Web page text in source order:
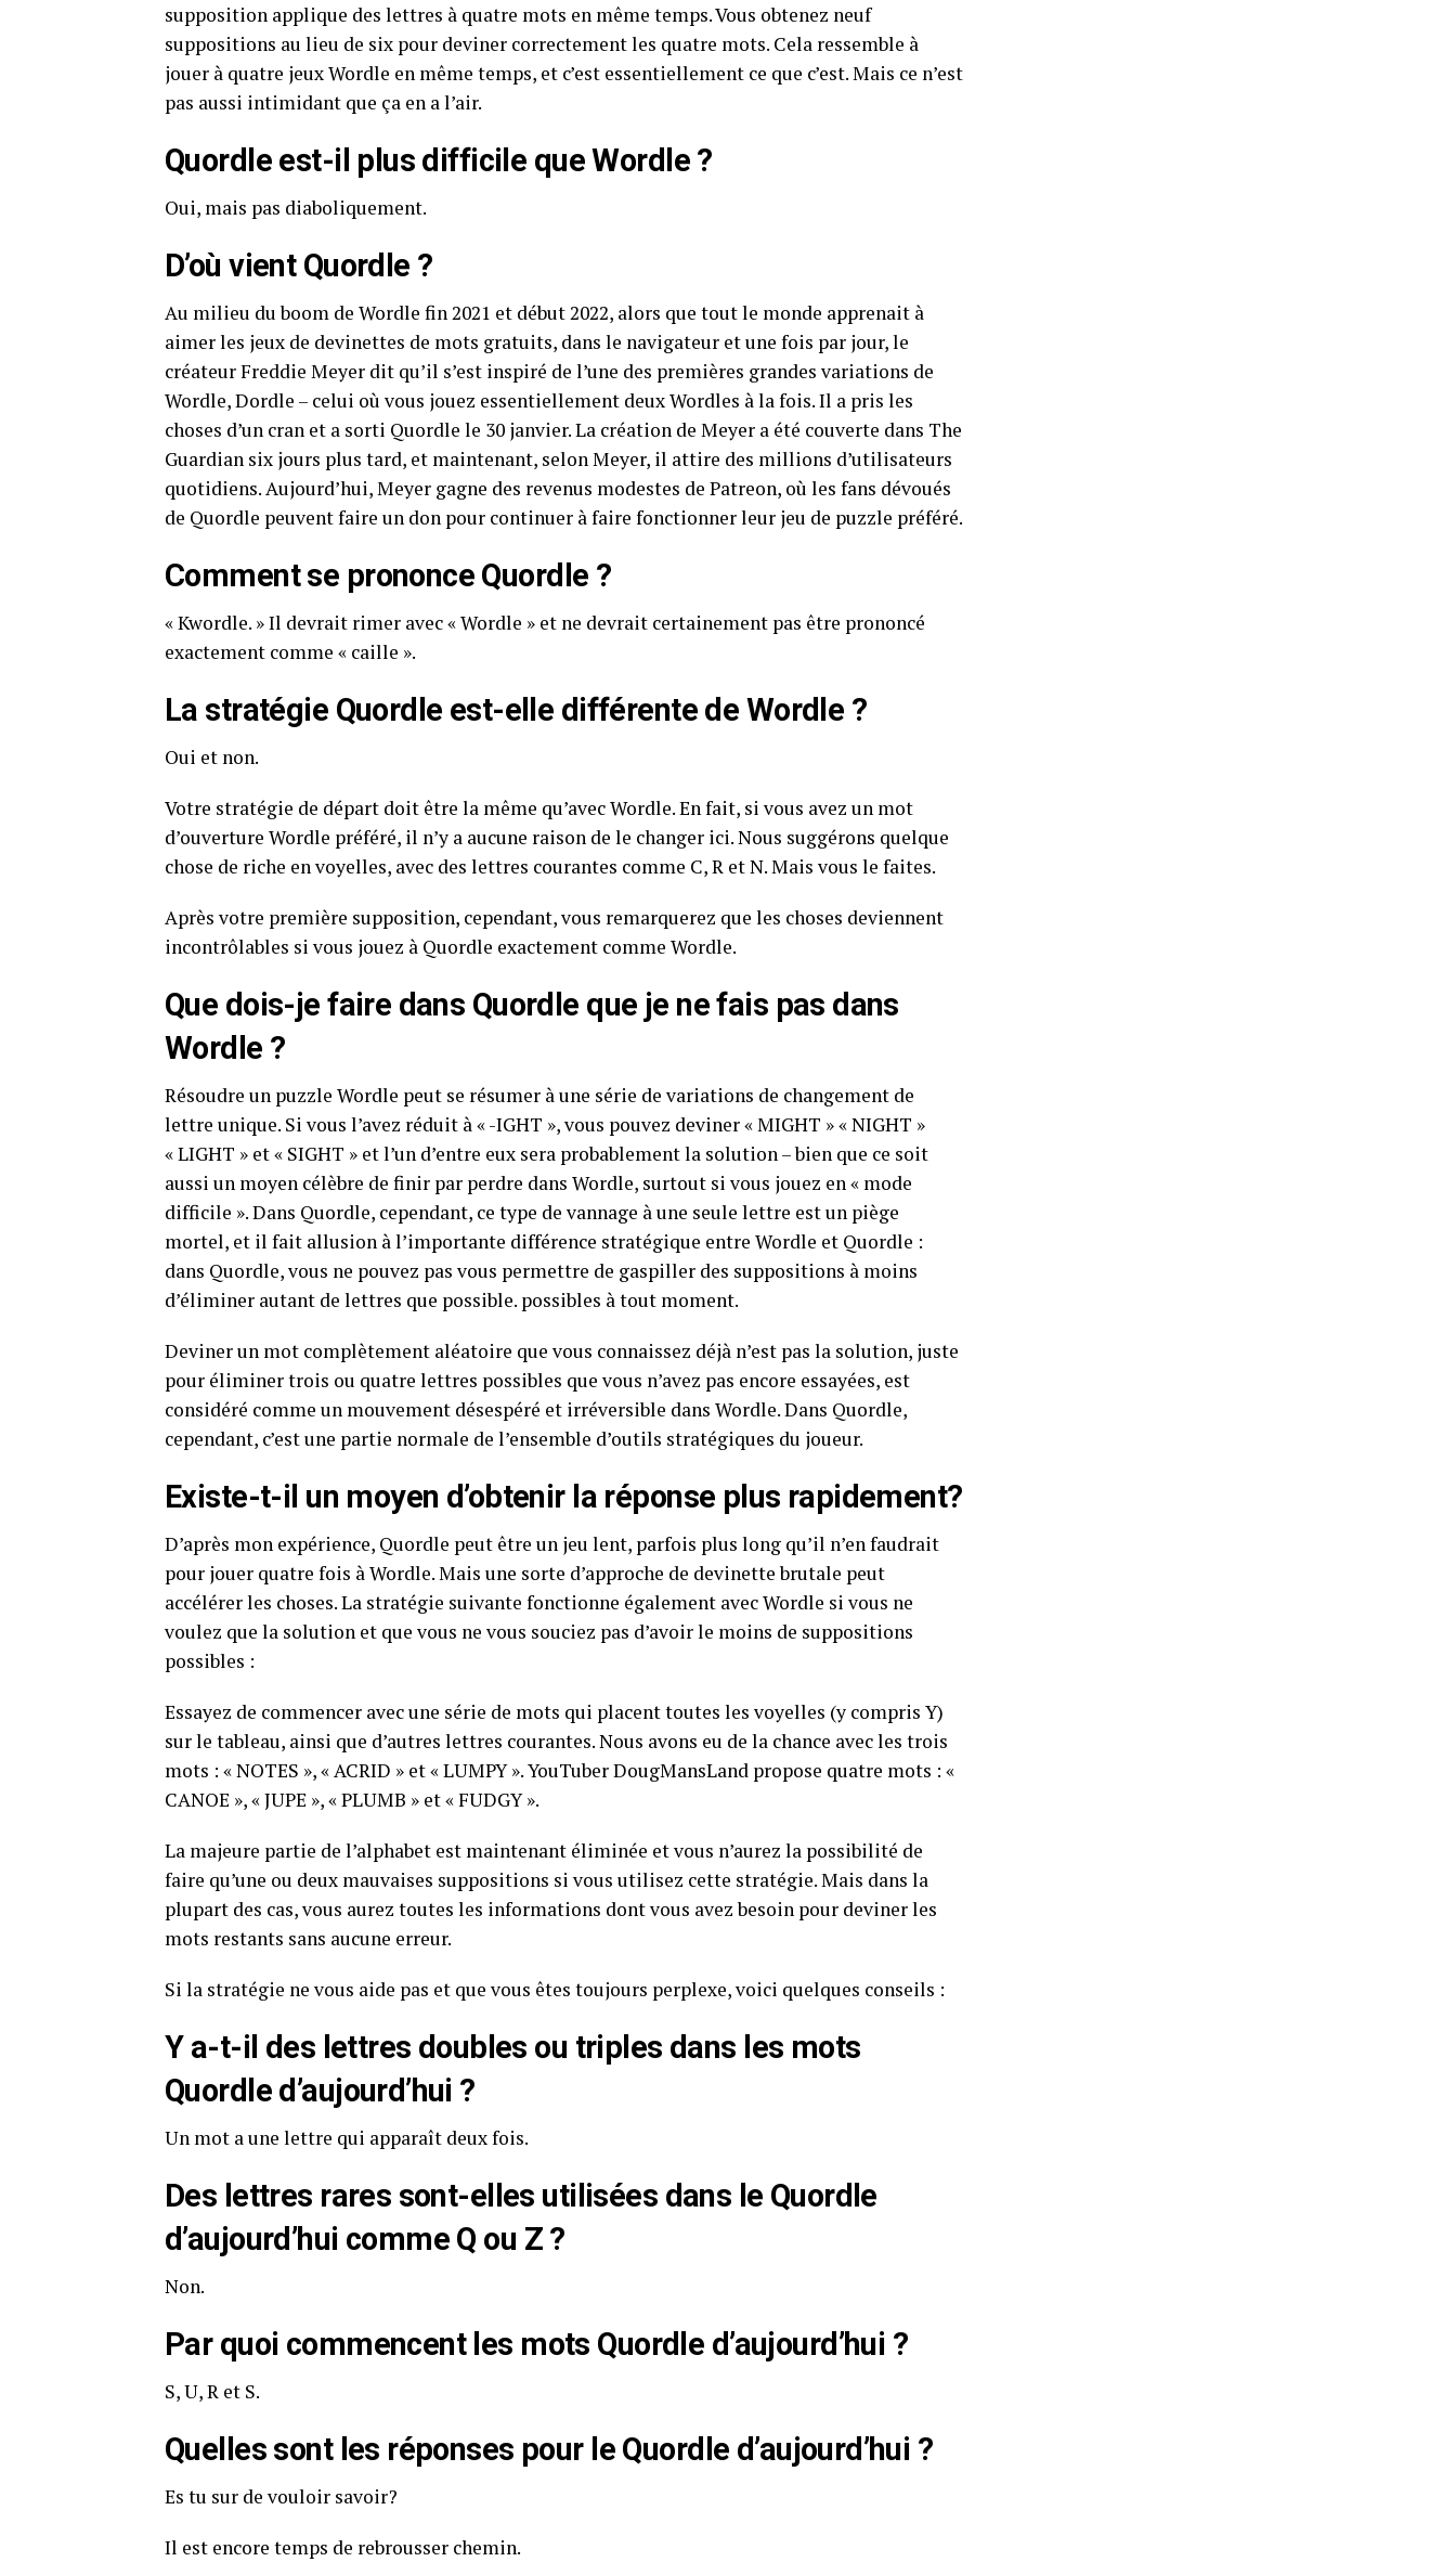
supposition applique des lettres à quatre mots en même temps. Vous obtenez neuf
suppositions au lieu de six pour deviner correctement les quatre mots. Cela ressemble à
jouer à quatre jeux Wordle en même temps, et c’est essentiellement ce que c’est. Mais ce n’est
pas aussi intimidant que ça en a l’air.
Quordle est-il plus difficile que Wordle ?
Oui, mais pas diaboliquement.
D’où vient Quordle ?
Au milieu du boom de Wordle fin 2021 et début 2022, alors que tout le monde apprenait à
aimer les jeux de devinettes de mots gratuits, dans le navigateur et une fois par jour, le
créateur Freddie Meyer dit qu’il s’est inspiré de l’une des premières grandes variations de
Wordle, Dordle – celui où vous jouez essentiellement deux Wordles à la fois. Il a pris les
choses d’un cran et a sorti Quordle le 30 janvier. La création de Meyer a été couverte dans The
Guardian six jours plus tard, et maintenant, selon Meyer, il attire des millions d’utilisateurs
quotidiens. Aujourd’hui, Meyer gagne des revenus modestes de Patreon, où les fans dévoués
de Quordle peuvent faire un don pour continuer à faire fonctionner leur jeu de puzzle préféré.
Comment se prononce Quordle ?
« Kwordle. » Il devrait rimer avec « Wordle » et ne devrait certainement pas être prononcé
exactement comme « caille ».
La stratégie Quordle est-elle différente de Wordle ?
Oui et non.
Votre stratégie de départ doit être la même qu’avec Wordle. En fait, si vous avez un mot
d’ouverture Wordle préféré, il n’y a aucune raison de le changer ici. Nous suggérons quelque
chose de riche en voyelles, avec des lettres courantes comme C, R et N. Mais vous le faites.
Après votre première supposition, cependant, vous remarquerez que les choses deviennent
incontrôlables si vous jouez à Quordle exactement comme Wordle.
Que dois-je faire dans Quordle que je ne fais pas dans
Wordle ?
Résoudre un puzzle Wordle peut se résumer à une série de variations de changement de
lettre unique. Si vous l’avez réduit à « -IGHT », vous pouvez deviner « MIGHT » « NIGHT »
« LIGHT » et « SIGHT » et l’un d’entre eux sera probablement la solution – bien que ce soit
aussi un moyen célèbre de finir par perdre dans Wordle, surtout si vous jouez en « mode
difficile ». Dans Quordle, cependant, ce type de vannage à une seule lettre est un piège
mortel, et il fait allusion à l’importante différence stratégique entre Wordle et Quordle :
dans Quordle, vous ne pouvez pas vous permettre de gaspiller des suppositions à moins
d’éliminer autant de lettres que possible. possibles à tout moment.
Deviner un mot complètement aléatoire que vous connaissez déjà n’est pas la solution, juste
pour éliminer trois ou quatre lettres possibles que vous n’avez pas encore essayées, est
considéré comme un mouvement désespéré et irréversible dans Wordle. Dans Quordle,
cependant, c’est une partie normale de l’ensemble d’outils stratégiques du joueur.
Existe-t-il un moyen d’obtenir la réponse plus rapidement?
D’après mon expérience, Quordle peut être un jeu lent, parfois plus long qu’il n’en faudrait
pour jouer quatre fois à Wordle. Mais une sorte d’approche de devinette brutale peut
accélérer les choses. La stratégie suivante fonctionne également avec Wordle si vous ne
voulez que la solution et que vous ne vous souciez pas d’avoir le moins de suppositions
possibles :
Essayez de commencer avec une série de mots qui placent toutes les voyelles (y compris Y)
sur le tableau, ainsi que d’autres lettres courantes. Nous avons eu de la chance avec les trois
mots : « NOTES », « ACRID » et « LUMPY ». YouTuber DougMansLand propose quatre mots : «
CANOE », « JUPE », « PLUMB » et « FUDGY ».
La majeure partie de l’alphabet est maintenant éliminée et vous n’aurez la possibilité de
faire qu’une ou deux mauvaises suppositions si vous utilisez cette stratégie. Mais dans la
plupart des cas, vous aurez toutes les informations dont vous avez besoin pour deviner les
mots restants sans aucune erreur.
Si la stratégie ne vous aide pas et que vous êtes toujours perplexe, voici quelques conseils :
Y a-t-il des lettres doubles ou triples dans les mots
Quordle d’aujourd’hui ?
Un mot a une lettre qui apparaît deux fois.
Des lettres rares sont-elles utilisées dans le Quordle
d’aujourd’hui comme Q ou Z ?
Non.
Par quoi commencent les mots Quordle d’aujourd’hui ?
S, U, R et S.
Quelles sont les réponses pour le Quordle d’aujourd’hui ?
Es tu sur de vouloir savoir?
Il est encore temps de rebrousser chemin.